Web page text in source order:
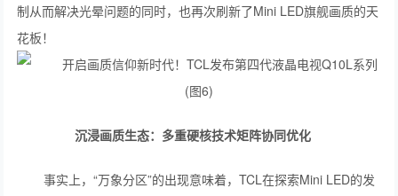
制从而解决光晕问题的同时，也再次刷新了Mini LED旗舰画质的天
花板！
沉浸画质生态：多重硬核技术矩阵协同优化
事实上，“万象分区”的出现意味着，TCL在探索Mini LED的发